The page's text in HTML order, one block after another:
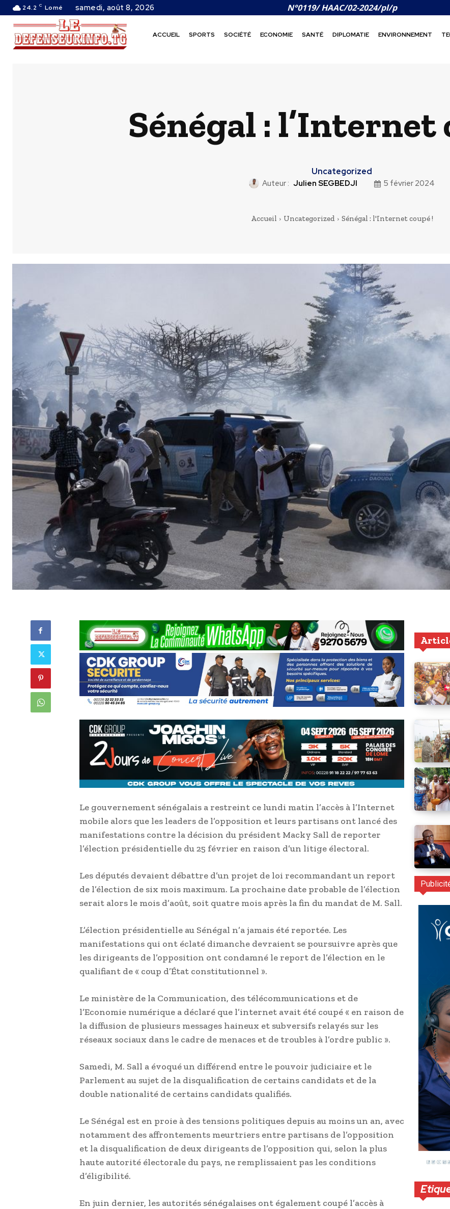
24.2 C Lomé samedi, août 8, 2026 N°0119/ HAAC/02-2024/pl/p
ACCUEIL SPORTS SOCIÉTÉ ECONOMIE SANTÉ DIPLOMATIE ENVIRONNEMENT
Sénégal : l’Internet
Uncategorized
Auteur : Julien SEGBEDJI 5 février 2024
Accueil Uncategorized Sénégal : l'Internet coupé !
Le gouvernement sénégalais a restreint ce lundi matin l’accès à l’Internet
mobile alors que les leaders de l’opposition et leurs partisans ont lancé des
manifestations contre la décision du président Macky Sall de reporter
l’élection présidentielle du 25 février en raison d’un litige électoral.
Les députés devaient débattre d’un projet de loi recommandant un report
de l’élection de six mois maximum. La prochaine date probable de l’élection
serait alors le mois d’août, soit quatre mois après la fin du mandat de M. Sall.
L’élection présidentielle au Sénégal n’a jamais été reportée. Les
manifestations qui ont éclaté dimanche devraient se poursuivre après que
les dirigeants de l’opposition ont condamné le report de l’élection en le
qualifiant de « coup d’État constitutionnel ».
Le ministère de la Communication, des télécommunications et de
l’Economie numérique a déclaré que l’internet avait été coupé « en raison de
la diffusion de plusieurs messages haineux et subversifs relayés sur les
réseaux sociaux dans le cadre de menaces et de troubles à l’ordre public ».
Samedi, M. Sall a évoqué un différend entre le pouvoir judiciaire et le
Parlement au sujet de la disqualification de certains candidats et de la
double nationalité de certains candidats qualifiés.
Le Sénégal est en proie à des tensions politiques depuis au moins un an, avec
notamment des affrontements meurtriers entre partisans de l’opposition
et la disqualification de deux dirigeants de l’opposition qui, selon la plus
haute autorité électorale du pays, ne remplissaient pas les conditions
d’éligibilité.
En juin dernier, les autorités sénégalaises ont également coupé l’accès à